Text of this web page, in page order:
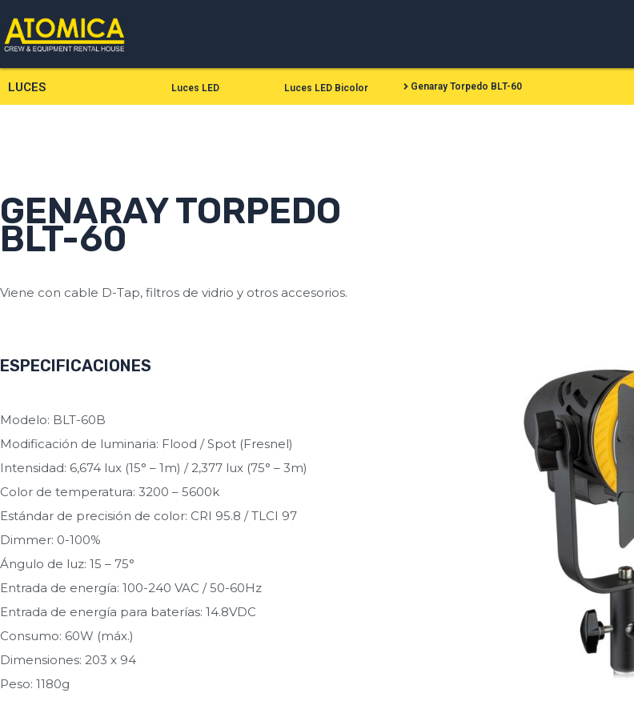
al
contenido
LUCES Luces LED Luces LED Bicolor Genaray Torpedo BLT-60
GENARAY TORPEDO
BLT-60
Viene con cable D-Tap, filtros de vidrio y otros accesorios.
ESPECIFICACIONES
Modelo: BLT-60B
Modificación de luminaria: Flood / Spot (Fresnel)
Intensidad: 6,674 lux (15° – 1m) / 2,377 lux (75° – 3m)
Color de temperatura: 3200 – 5600k
Estándar de precisión de color: CRI 95.8 / TLCI 97
Dimmer: 0-100%
Ángulo de luz: 15 – 75°
Entrada de energía: 100-240 VAC / 50-60Hz
Entrada de energía para baterías: 14.8VDC
Consumo: 60W (máx.)
Dimensiones: 203 x 94
Peso: 1180g